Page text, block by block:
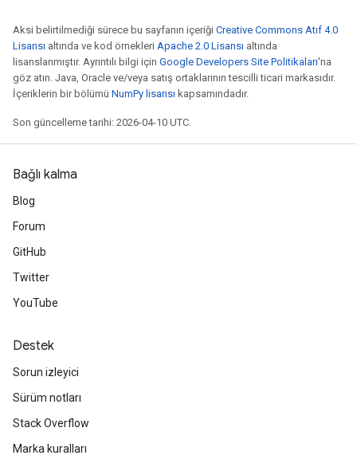
Aksi belirtilmediği sürece bu sayfanın içeriği Creative Commons Atıf 4.0
Lisansı altında ve kod örnekleri Apache 2.0 Lisansı altında
lisanslanmıştır. Ayrıntılı bilgi için Google Developers Site Politikaları'na
göz atın. Java, Oracle ve/veya satış ortaklarının tescilli ticari markasıdır.
İçeriklerin bir bölümü NumPy lisansı kapsamındadır.
Son güncelleme tarihi: 2026-04-10 UTC.
Bağlı kalma
Blog
Forum
GitHub
Twitter
YouTube
Destek
Sorun izleyici
Sürüm notları
Stack Overflow
Marka kuralları